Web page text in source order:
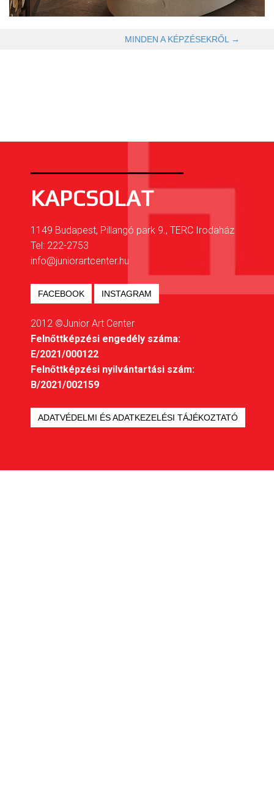
MINDEN A KÉPZÉSEKRŐL →
KAPCSOLAT
1149 Budapest, Pillangó park 9., TERC Irodaház
Tel: 222-2753
info@juniorartcenter.hu
FACEBOOK INSTAGRAM
2012 ©Junior Art Center
Felnőttképzési engedély száma:
E/2021/000122
Felnőttképzési nyilvántartási szám:
B/2021/002159
ADATVÉDELMI ÉS ADATKEZELÉSI TÁJÉKOZTATÓ